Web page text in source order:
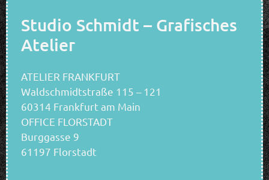
Studio Schmidt – Grafisches
Atelier
ATELIER FRANKFURT
Waldschmidtstraße 115 – 121
60314 Frankfurt am Main
OFFICE FLORSTADT
Burggasse 9
61197 Florstadt